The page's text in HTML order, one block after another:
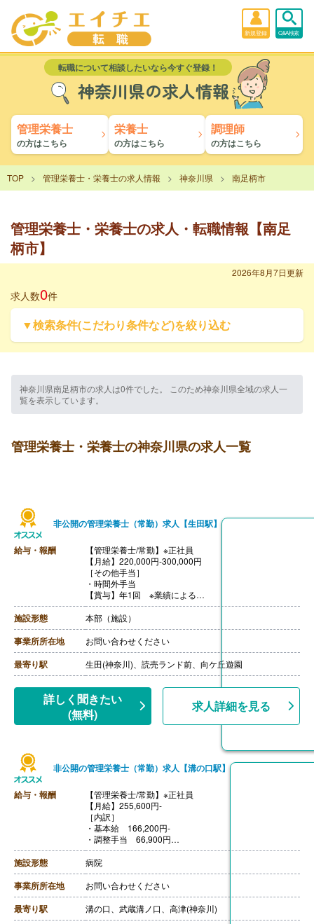
新規登録 Q&A検索
転職について相談したいなら今すぐ登録！
神奈川県の求人情報
管理栄養士
の方はこちら
栄養士
の方はこちら
調理師
の方はこちら
TOP 管理栄養士・栄養士の求人情報 神奈川県 南足柄市
管理栄養士・栄養士の求人・転職情報【南足
柄市】
2026年8月7日更新
求人数0件
▼検索条件(こだわり条件など)を絞り込む
神奈川県南足柄市の求人は0件でした。 このため神奈川県全域の求人一
覧を表示しています。
管理栄養士・栄養士の神奈川県の求人一覧
非公開の管理栄養士（常勤）求人【生田駅】
給与・報酬
【管理栄養士/常勤】※正社員
【月給】220,000円-300,000円
［その他手当］
・時間外手当
【賞与】年1回 ※業績による
【通勤手当】あり（上限なし）
【昇給】あり（年1回）
【退職金】なし
施設形態 本部（施設）
事業所所在地 お問い合わせください
最寄り駅 生田(神奈川)、読売ランド前、向ケ丘遊園
詳しく聞きたい
(無料)
求人詳細を見る
非公開の管理栄養士（常勤）求人【溝の口駅】
給与・報酬
【管理栄養士/常勤】※正社員
【月給】255,600円-
［内訳］
・基本給 166,200円-
・調整手当 66,900円
・特勤手当 2,500円
・看護処遇改善加算手当 8,000円
・看護ベースアップ加算手当 12,000円
［その他手当］
・住宅手当 10,000円（扶養家族なし）/20,000円（扶
養家族あり）
※契約主体者のみ支給
施設形態 病院
事業所所在地 お問い合わせください
最寄り駅 溝の口、武蔵溝ノ口、高津(神奈川)